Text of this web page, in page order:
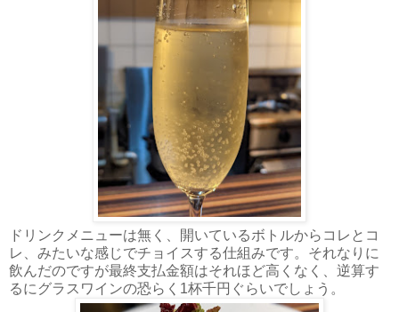
ドリンクメニューは無く、開いているボトルからコレとコ
レ、みたいな感じでチョイスする仕組みです。それなりに
飲んだのですが最終支払金額はそれほど高くなく、逆算す
るにグラスワインの恐らく1杯千円ぐらいでしょう。